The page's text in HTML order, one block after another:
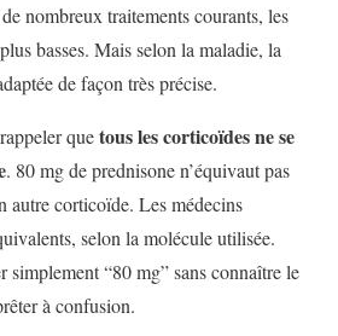
nombreux traitements courants, les
basses. Mais selon la maladie, la
de façon très précise.
quetous les corticoïdes ne se
. 80 mg de prednisone n’équivaut pas
autre corticoïde. Les médecins
selon la molécule utilisée.
“80 mg” sans connaître le
à confusion.